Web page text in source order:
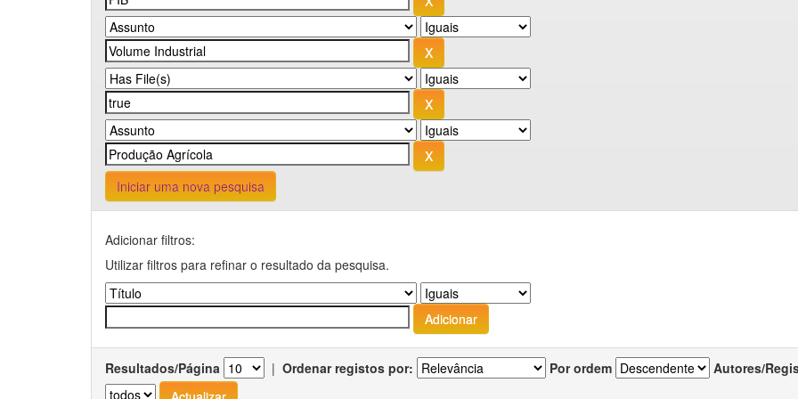
Iniciar uma nova pesquisa
Adicionar filtros:
Utilizar filtros para refinar o resultado da pesquisa.
Resultados/Página | Ordenar registos por: Por ordem Autores/